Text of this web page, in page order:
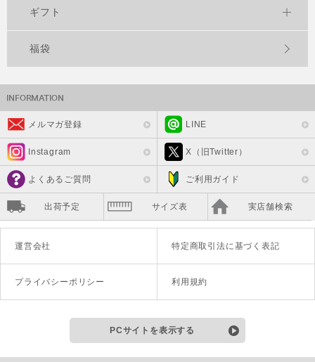
ギフト
福袋
メルマガ登録 LINE
Instagram X（旧Twitter）
よくあるご質問 ご利用ガイド
出荷予定 サイズ表 実店舗検索
運営会社 特定商取引法に基づく表記
プライバシーポリシー 利用規約
PCサイトを表示する